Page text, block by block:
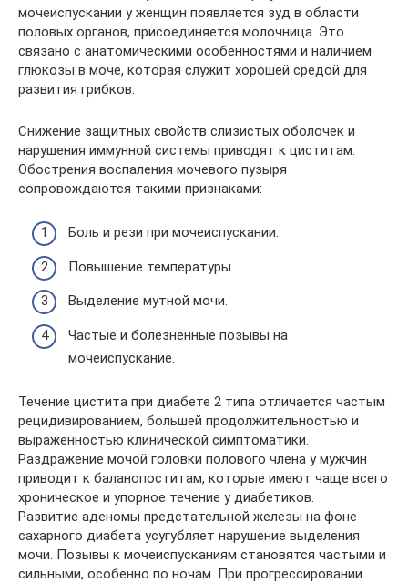
мочеиспускании у женщин появляется зуд в области
половых органов, присоединяется молочница. Это
связано с анатомическими особенностями и наличием
глюкозы в моче, которая служит хорошей средой для
развития грибков.
Снижение защитных свойств слизистых оболочек и
нарушения иммунной системы приводят к циститам.
Обострения воспаления мочевого пузыря
сопровождаются такими признаками:
Боль и рези при мочеиспускании.
Повышение температуры.
Выделение мутной мочи.
Частые и болезненные позывы на
мочеиспускание.
Течение цистита при диабете 2 типа отличается частым
рецидивированием, большей продолжительностью и
выраженностью клинической симптоматики.
Раздражение мочой головки полового члена у мужчин
приводит к баланопоститам, которые имеют чаще всего
хроническое и упорное течение у диабетиков.
Развитие аденомы предстательной железы на фоне
сахарного диабета усугубляет нарушение выделения
мочи. Позывы к мочеиспусканиям становятся частыми и
сильными, особенно по ночам. При прогрессировании